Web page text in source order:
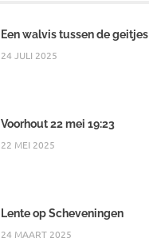
Een walvis tussen de geitjes
24 JULI 2025
Voorhout 22 mei 19:23
22 MEI 2025
Lente op Scheveningen
24 MAART 2025